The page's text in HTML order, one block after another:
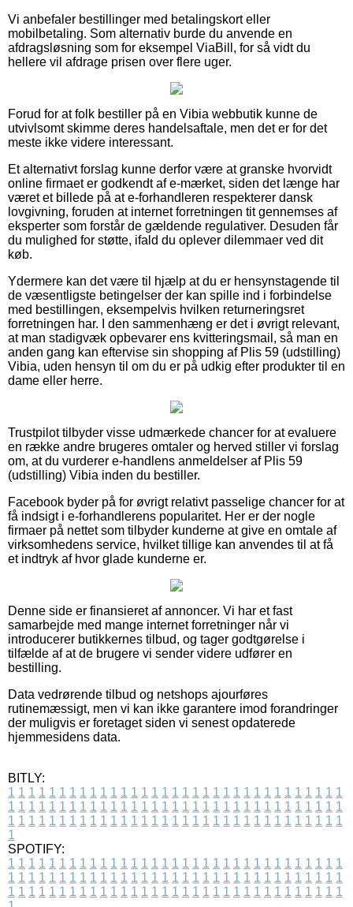
Vi anbefaler bestillinger med betalingskort eller
mobilbetaling. Som alternativ burde du anvende en
afdragsløsning som for eksempel ViaBill, for så vidt du
hellere vil afdrage prisen over flere uger.
Forud for at folk bestiller på en Vibia webbutik kunne de
utvivlsomt skimme deres handelsaftale, men det er for det
meste ikke videre interessant.
Et alternativt forslag kunne derfor være at granske hvorvidt
online firmaet er godkendt af e-mærket, siden det længe har
været et billede på at e-forhandleren respekterer dansk
lovgivning, foruden at internet forretningen tit gennemses af
eksperter som forstår de gældende regulativer. Desuden får
du mulighed for støtte, ifald du oplever dilemmaer ved dit
køb.
Ydermere kan det være til hjælp at du er hensynstagende til
de væsentligste betingelser der kan spille ind i forbindelse
med bestillingen, eksempelvis hvilken returneringsret
forretningen har. I den sammenhæng er det i øvrigt relevant,
at man stadigvæk opbevarer ens kvitteringsmail, så man en
anden gang kan eftervise sin shopping af Plis 59 (udstilling)
Vibia, uden hensyn til om du er på udkig efter produkter til en
dame eller herre.
Trustpilot tilbyder visse udmærkede chancer for at evaluere
en række andre brugeres omtaler og herved stiller vi forslag
om, at du vurderer e-handlens anmeldelser af Plis 59
(udstilling) Vibia inden du bestiller.
Facebook byder på for øvrigt relativt passelige chancer for at
få indsigt i e-forhandlerens popularitet. Her er der nogle
firmaer på nettet som tilbyder kunderne at give en omtale af
virksomhedens service, hvilket tillige kan anvendes til at få
et indtryk af hvor glade kunderne er.
Denne side er finansieret af annoncer. Vi har et fast
samarbejde med mange internet forretninger når vi
introducerer butikkernes tilbud, og tager godtgørelse i
tilfælde af at de brugere vi sender videre udfører en
bestilling.
Data vedrørende tilbud og netshops ajourføres
rutinemæssigt, men vi kan ikke garantere imod forandringer
der muligvis er foretaget siden vi senest opdaterede
hjemmesidens data.
BITLY:
1 1 1 1 1 1 1 1 1 1 1 1 1 1 1 1 1 1 1 1 1 1 1 1 1 1 1 1 1 1 1 1 1
1 1 1 1 1 1 1 1 1 1 1 1 1 1 1 1 1 1 1 1 1 1 1 1 1 1 1 1 1 1 1 1 1
1 1 1 1 1 1 1 1 1 1 1 1 1 1 1 1 1 1 1 1 1 1 1 1 1 1 1 1 1 1 1 1 1
1
SPOTIFY:
1 1 1 1 1 1 1 1 1 1 1 1 1 1 1 1 1 1 1 1 1 1 1 1 1 1 1 1 1 1 1 1 1
1 1 1 1 1 1 1 1 1 1 1 1 1 1 1 1 1 1 1 1 1 1 1 1 1 1 1 1 1 1 1 1 1
1 1 1 1 1 1 1 1 1 1 1 1 1 1 1 1 1 1 1 1 1 1 1 1 1 1 1 1 1 1 1 1 1